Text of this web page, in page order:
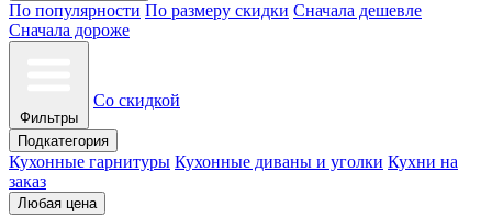
По популярности По размеру скидки Сначала дешевле
Сначала дороже
Фильтры
Со скидкой
Подкатегория
Кухонные гарнитуры Кухонные диваны и уголки Кухни на
заказ
Любая цена